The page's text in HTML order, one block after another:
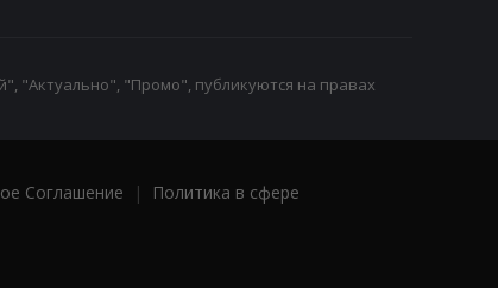
"Актуально", "Промо", публикуются на правах
Соглашение |
Политика в сфере